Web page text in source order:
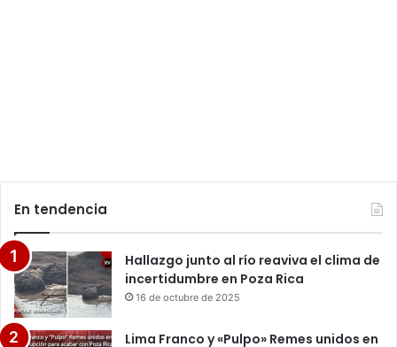
En tendencia
Hallazgo junto al río reaviva el clima de
incertidumbre en Poza Rica
16 de octubre de 2025
Lima Franco y «Pulpo» Remes unidos en